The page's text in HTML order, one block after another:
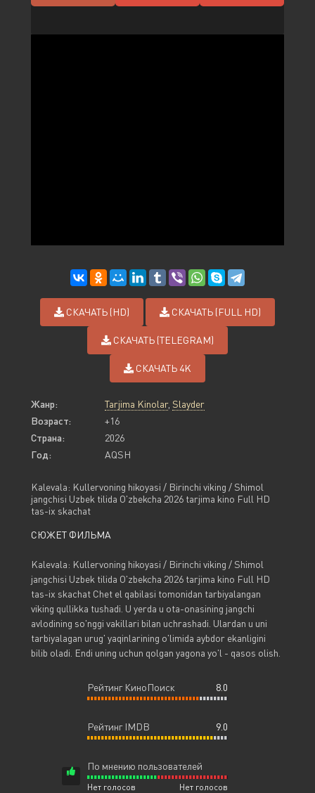
СКАЧАТЬ (HD) СКАЧАТЬ (FULL HD)
СКАЧАТЬ (TELEGRAM)
СКАЧАТЬ 4K
Жанр: Tarjima Kinolar, Slayder
Возраст:
+16
Страна:
2026
Год:
AQSH
Kalevala: Kullervoning hikoyasi / Birinchi viking / Shimol
jangchisi Uzbek tilida O'zbekcha 2026 tarjima kino Full HD
tas-ix skachat
СЮЖЕТ ФИЛЬМА
Kalevala: Kullervoning hikoyasi / Birinchi viking / Shimol
jangchisi Uzbek tilida O'zbekcha 2026 tarjima kino Full HD
tas-ix skachat Chet el qabilasi tomonidan tarbiyalangan
viking qullikka tushadi. U yerda u ota-onasining jangchi
avlodining so'nggi vakillari bilan uchrashadi. Ulardan u uni
tarbiyalagan urug' yaqinlarining o'limida aybdor ekanligini
bilib oladi. Endi uning uchun qolgan yagona yo'l - qasos olish.
Рейтинг КиноПоиск 8.0
Рейтинг IMDB 9.0
По мнению пользователей
Нет голосов Нет голосов